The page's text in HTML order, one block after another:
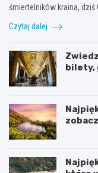
śmiertelników kraina, dziś
Czytaj dalej
bilety,